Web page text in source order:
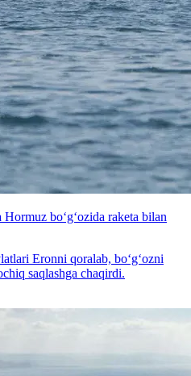
bo‘g‘ozida raketa bilan
Eronni qoralab, bo‘g‘ozni
saqlashga chaqirdi.